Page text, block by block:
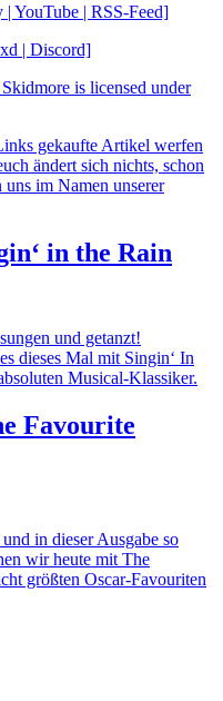
YouTube | RSS-Feed]
| Discord]
is licensed under
gekaufte Artikel werfen
ändert sich nichts, schon
im Namen unserer
in the Rain
und getanzt!
dieses Mal mit Singin‘ In
Musical-Klassiker.
Favourite
in dieser Ausgabe so
wir heute mit The
größten Oscar-Favouriten